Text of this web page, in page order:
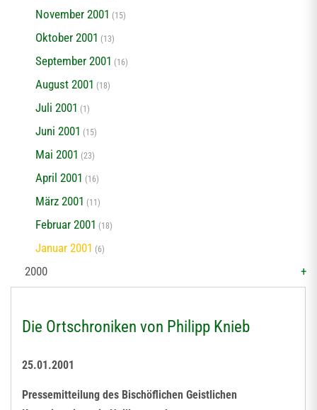
November 2001 (15)
Oktober 2001 (13)
September 2001 (16)
August 2001 (18)
Juli 2001 (1)
Juni 2001 (15)
Mai 2001 (23)
April 2001 (16)
März 2001 (11)
Februar 2001 (18)
Januar 2001 (6)
2000
Die Ortschroniken von Philipp Knieb
25.01.2001
Pressemitteilung des Bischöflichen Geistlichen